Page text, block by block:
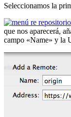
Seleccionamos la
que nos aparecerá,
campo «Name» y la